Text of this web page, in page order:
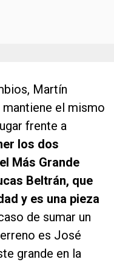
Martín
el mismo
frente a
los dos
Más Grande
Beltrán, que
y es una pieza
de sumar un
es José
grande en la